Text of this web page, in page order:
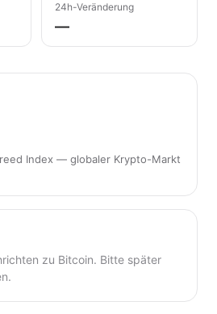
24h-Veränderung
—
Index — globaler Krypto-Markt
zu Bitcoin. Bitte später